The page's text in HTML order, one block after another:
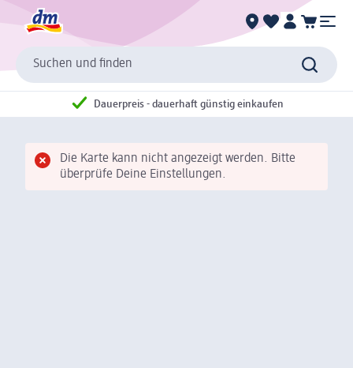
Suchen und finden
Dauerpreis - dauerhaft günstig einkaufen
Die Karte kann nicht angezeigt werden. Bitte
überprüfe Deine Einstellungen.